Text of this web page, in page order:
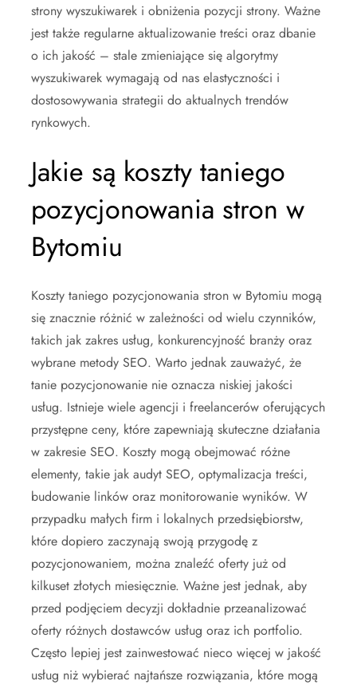
strony wyszukiwarek i obniżenia pozycji strony. Ważne
jest także regularne aktualizowanie treści oraz dbanie
o ich jakość – stale zmieniające się algorytmy
wyszukiwarek wymagają od nas elastyczności i
dostosowywania strategii do aktualnych trendów
rynkowych.
Jakie są koszty taniego
pozycjonowania stron w
Bytomiu
Koszty taniego pozycjonowania stron w Bytomiu mogą
się znacznie różnić w zależności od wielu czynników,
takich jak zakres usług, konkurencyjność branży oraz
wybrane metody SEO. Warto jednak zauważyć, że
tanie pozycjonowanie nie oznacza niskiej jakości
usług. Istnieje wiele agencji i freelancerów oferujących
przystępne ceny, które zapewniają skuteczne działania
w zakresie SEO. Koszty mogą obejmować różne
elementy, takie jak audyt SEO, optymalizacja treści,
budowanie linków oraz monitorowanie wyników. W
przypadku małych firm i lokalnych przedsiębiorstw,
które dopiero zaczynają swoją przygodę z
pozycjonowaniem, można znaleźć oferty już od
kilkuset złotych miesięcznie. Ważne jest jednak, aby
przed podjęciem decyzji dokładnie przeanalizować
oferty różnych dostawców usług oraz ich portfolio.
Często lepiej jest zainwestować nieco więcej w jakość
usług niż wybierać najtańsze rozwiązania, które mogą